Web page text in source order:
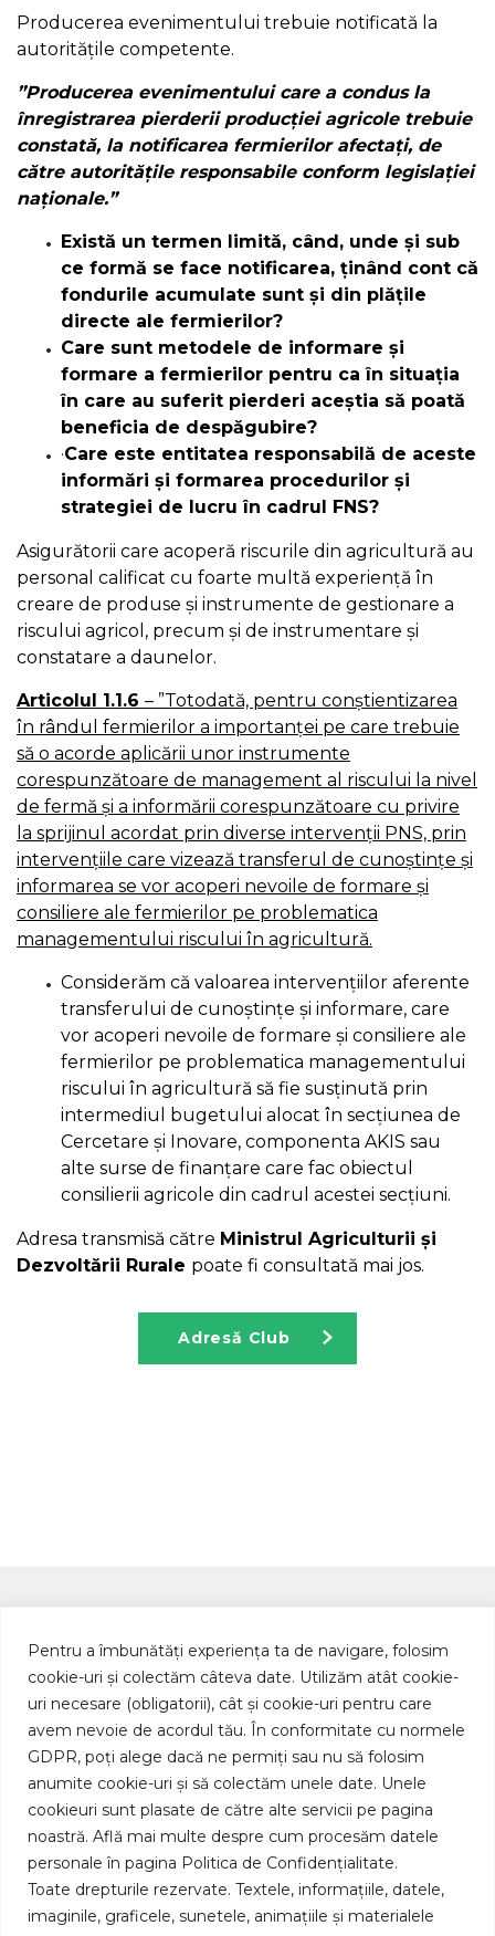
Pentru a îmbunătăți experiența ta de navigare, folosim
cookie-uri și colectăm câteva date. Utilizăm atât cookie-
uri necesare (obligatorii), cât și cookie-uri pentru care
avem nevoie de acordul tău. În conformitate cu normele
GDPR, poți alege dacă ne permiți sau nu să folosim
anumite cookie-uri și să colectăm unele date. Unele
cookieuri sunt plasate de către alte servicii pe pagina
noastră. Află mai multe despre cum procesăm datele
personale în pagina Politica de Confidențialitate.
Toate drepturile rezervate. Textele, informațiile, datele,
imaginile, graficele, sunetele, animațiile și materialele
Producerea evenimentului trebuie notificată la
autoritățile competente.
”Producerea evenimentului care a condus la
înregistrarea pierderii producției agricole trebuie
constată, la notificarea fermierilor afectați, de
către autoritățile responsabile conform legislației
naționale.”
Există un termen limită, când, unde și sub
ce formă se face notificarea, ținând cont că
fondurile acumulate sunt și din plățile
directe ale fermierilor?
Care sunt metodele de informare și
formare a fermierilor pentru ca în situația
în care au suferit pierderi aceștia să poată
beneficia de despăgubire?
·Care este entitatea responsabilă de aceste
informări și formarea procedurilor și
strategiei de lucru în cadrul FNS?
Asigurătorii care acoperă riscurile din agricultură au
personal calificat cu foarte multă experiență în
creare de produse și instrumente de gestionare a
riscului agricol, precum și de instrumentare și
constatare a daunelor.
Articolul 1.1.6 – ”Totodată, pentru conștientizarea
în rândul fermierilor a importanței pe care trebuie
să o acorde aplicării unor instrumente
corespunzătoare de management al riscului la nivel
de fermă și a informării corespunzătoare cu privire
la sprijinul acordat prin diverse intervenții PNS, prin
intervențiile care vizează transferul de cunoștințe și
informarea se vor acoperi nevoile de formare și
consiliere ale fermierilor pe problematica
managementului riscului în agricultură.
Considerăm că valoarea intervențiilor aferente
transferului de cunoștințe și informare, care
vor acoperi nevoile de formare și consiliere ale
fermierilor pe problematica managementului
riscului în agricultură să fie susținută prin
intermediul bugetului alocat în secțiunea de
Cercetare și Inovare, componenta AKIS sau
alte surse de finanțare care fac obiectul
consilierii agricole din cadrul acestei secțiuni.
Adresa transmisă către Ministrul Agriculturii și
Dezvoltării Rurale poate fi consultată mai jos.
Adresă Club
Bulevardul Pipera 1B
Cubic Center Etaj 6
Voluntari, Ilfov, Romania
Istoric companie
Parteneri
Reclamații
Procedura BAAR
0749 999 924
asigurari@cfro.ro